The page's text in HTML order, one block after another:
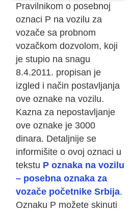
Pravilnikom o posebnoj
oznaci P na vozilu za
vozače sa probnom
vozačkom dozvolom, koji
je stupio na snagu
8.4.2011. propisan je
izgled i način postavljanja
ove oznake na vozilu.
Kazna za nepostavljanje
ove oznake je 3000
dinara. Detaljnije se
informišite o ovoj oznaci u
tekstu P oznaka na vozilu
– posebna oznaka za
vozače početnike Srbija.
Oznaku P možete skinuti